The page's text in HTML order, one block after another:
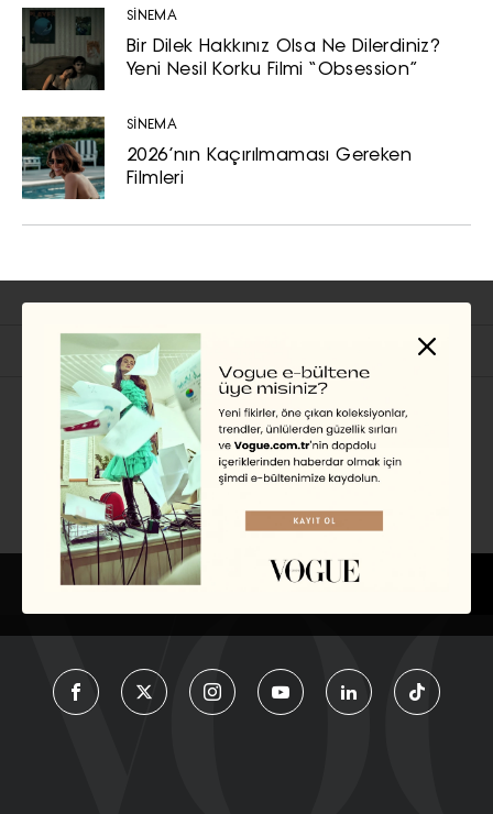
SİNEMA
Bir Dilek Hakkınız Olsa Ne Dilerdiniz?
Yeni Nesil Korku Filmi “Obsession”
SİNEMA
2026’nın Kaçırılmaması Gereken
Filmleri
İlgili Başlıklar
EDİSYON